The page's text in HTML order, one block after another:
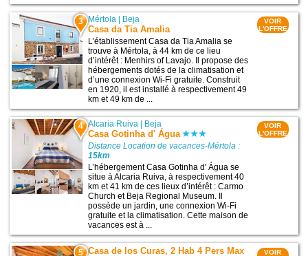
3 Mértola Beja
Casa da Tia Amalia
L’établissement Casa da Tia Amalia se
trouve à Mértola, à 44 km de ce lieu
d’intérêt : Menhirs of Lavajo. Il propose des
hébergements dotés de la climatisation et
d’une connexion Wi-Fi gratuite. Construit
en 1920, il est installé à respectivement 49
km et 49 km de ...
VOIR
L'OFFRE
4 Alcaria Ruiva Beja
Casa Gotinha d' Água
Distance Location de vacances-Mértola :
15km
L’hébergement Casa Gotinha d' Água se
situe à Alcaria Ruiva, à respectivement 40
km et 41 km de ces lieux d’intérêt : Carmo
Church et Beja Regional Museum. Il
possède un jardin, une connexion Wi-Fi
gratuite et la climatisation. Cette maison de
vacances est à ...
VOIR
L'OFFRE
5 Casa de los Curas, 2 Hab 4 Pers Max
VOIR